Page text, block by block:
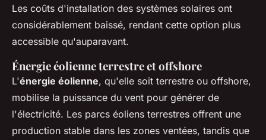
Les coûts d'installation des systèmes solaires ont
considérablement baissé, rendant cette option plus
accessible qu'auparavant.
Énergie éolienne terrestre et offshore
L'énergie éolienne, qu'elle soit terrestre ou offshore,
mobilise la puissance du vent pour générer de
l'électricité. Les parcs éoliens terrestres offrent une
production stable dans les zones ventées, tandis que